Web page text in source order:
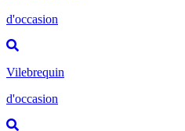
d'occasion
Vilebrequin
d'occasion